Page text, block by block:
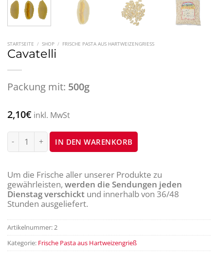
STARTSEITE / SHOP / FRISCHE PASTA AUS HARTWEIZENGRIESS
Cavatelli
Packung mit: 500g
2,10€ inkl. MwSt
Cavatelli MengeIN DEN WARENKORB
Um die Frische aller unserer Produkte zu
gewährleisten, werden die Sendungen jeden
Dienstag verschickt und innerhalb von 36/48
Stunden ausgeliefert.
Artikelnummer:2
Kategorie: Frische Pasta aus Hartweizengrieß